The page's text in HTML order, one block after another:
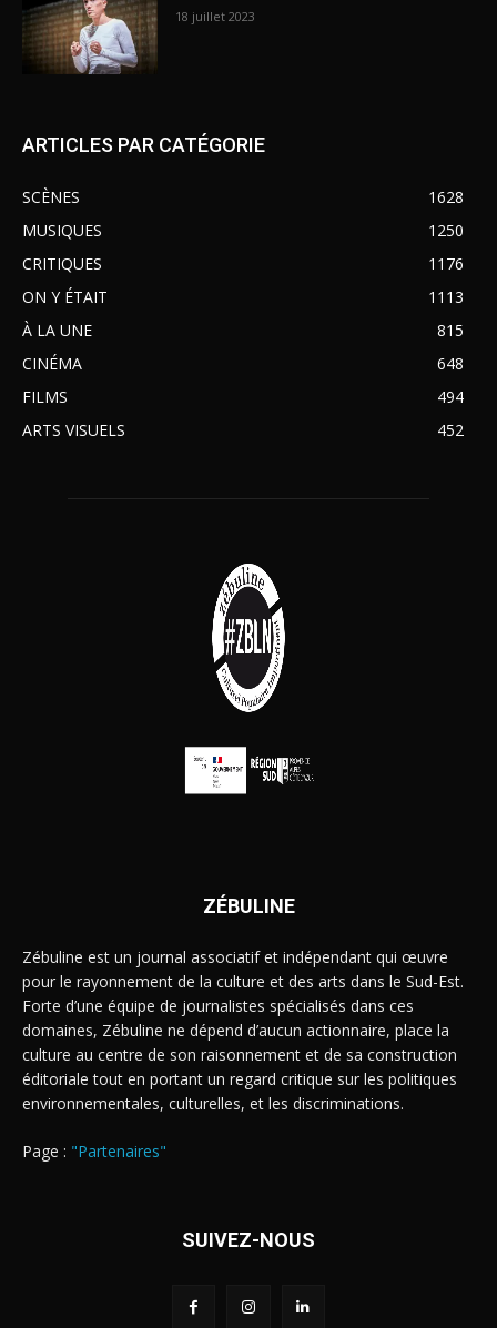
18 juillet 2023
ARTICLES PAR CATÉGORIE
SCÈNES
1628
MUSIQUES
1250
CRITIQUES
1176
ON Y ÉTAIT
1113
À LA UNE
815
CINÉMA
648
FILMS
494
ARTS VISUELS
452
ZÉBULINE
Zébuline est un journal associatif et indépendant qui œuvre
pour le rayonnement de la culture et des arts dans le Sud-Est.
Forte d’une équipe de journalistes spécialisés dans ces
domaines, Zébuline ne dépend d’aucun actionnaire, place la
culture au centre de son raisonnement et de sa construction
éditoriale tout en portant un regard critique sur les politiques
environnementales, culturelles, et les discriminations.
Page : "Partenaires"
SUIVEZ-NOUS